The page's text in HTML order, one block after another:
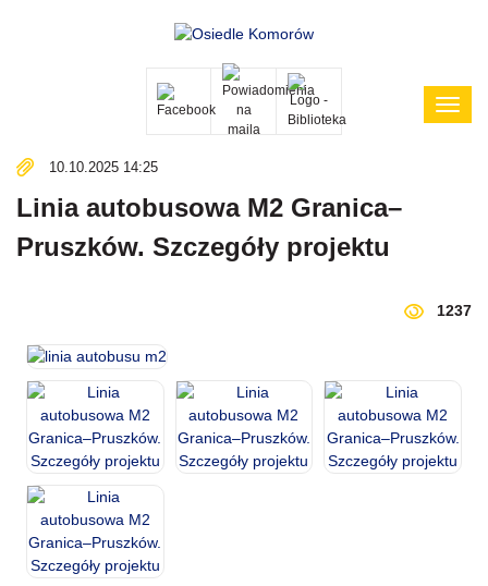
Pokaż
10.10.2025 14:25
Linia autobusowa M2 Granica–
Pruszków. Szczegóły projektu
1237